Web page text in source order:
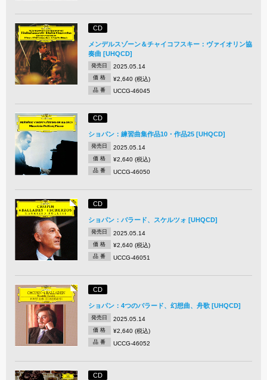
CD
メンデルスゾーン＆チャイコフスキー：ヴァイオリン協
奏曲 [UHQCD]
発売日 2025.05.14
価 格 ¥2,640 (税込)
品 番 UCCG-46045
CD
ショパン：練習曲集作品10・作品25 [UHQCD]
発売日 2025.05.14
価 格 ¥2,640 (税込)
品 番 UCCG-46050
CD
ショパン：バラード、スケルツォ [UHQCD]
発売日 2025.05.14
価 格 ¥2,640 (税込)
品 番 UCCG-46051
CD
ショパン：4つのバラード、幻想曲、舟歌 [UHQCD]
発売日 2025.05.14
価 格 ¥2,640 (税込)
品 番 UCCG-46052
CD